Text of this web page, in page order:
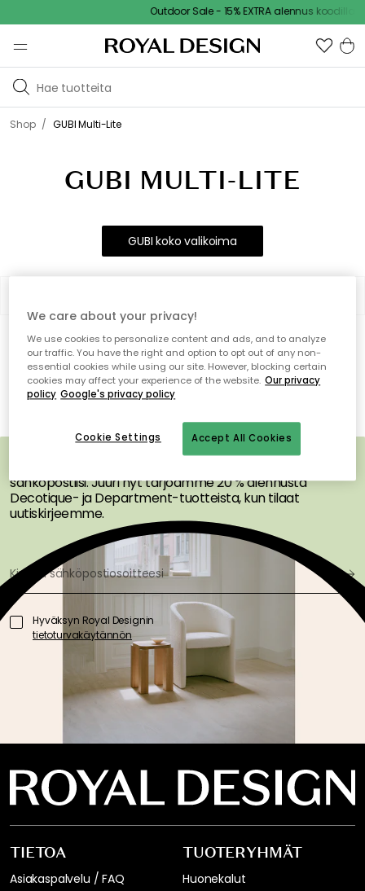
Outdoor Sale - 15% EXTRA alennus koodilla
Shop / GUBI Multi-Lite
GUBI MULTI-LITE
GUBI koko valikoima
0 tuotetta Näytä (48)
Tuotteita ei löytynyt.
SAA INSPIRAATIOTA &
TARJOUKSIA
ENSIMMÄISENÄ
sähköpostiisi. Juuri nyt tarjoamme 20 % alennusta
Decotique- ja Department-tuotteista, kun tilaat
uutiskirjeemme.
Hyväksyn Royal Designin
tietoturvakäytännön
TIETOA
Asiakaspalvelu / FAQ
TUOTERYHMÄT
Huonekalut
We care about your privacy!
We use cookies to personalize content and ads, and to analyze
our traffic. You have the right and option to opt out of any non-
essential cookies while using our site. However, blocking certain
cookies may affect your experience of the website. Our privacy
policy Google's privacy policy
Accept All Cookies
Cookie Settings